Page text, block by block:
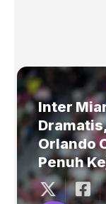
Inter
Orlando
Penuh